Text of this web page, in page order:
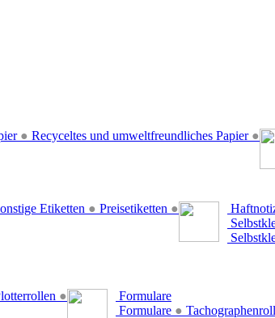
● Recyceltes und umweltfreundliches Papier ●
Etiketten ● Preisetiketten ●
●
Formulare
Formulare ●